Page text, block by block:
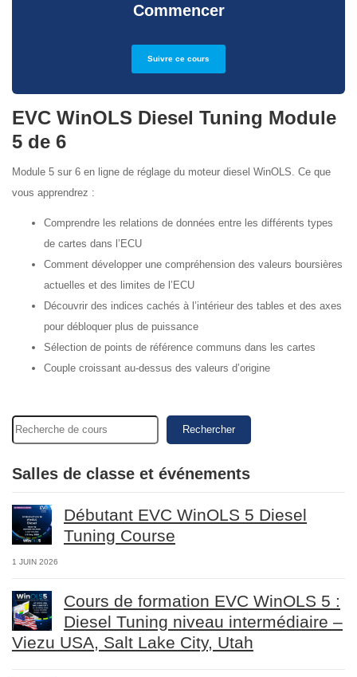
Commencer
Suivre ce cours
EVC WinOLS Diesel Tuning Module
5 de 6
Module 5 sur 6 en ligne de réglage du moteur diesel WinOLS. Ce que
vous apprendrez :
Comprendre les relations de données entre les différents types
de cartes dans l’ECU
Comment développer une compréhension des valeurs boursières
actuelles et des limites de l’ECU
Découvrir des indices cachés à l’intérieur des tables et des axes
pour débloquer plus de puissance
Sélection de points de référence communs dans les cartes
Couple croissant au-dessus des valeurs d’origine
Rechercher
Salles de classe et événements
Débutant EVC WinOLS 5 Diesel
Tuning Course
1 JUIN 2026
Cours de formation EVC WinOLS 5 :
Diesel Tuning niveau intermédiaire –
Viezu USA, Salt Lake City, Utah